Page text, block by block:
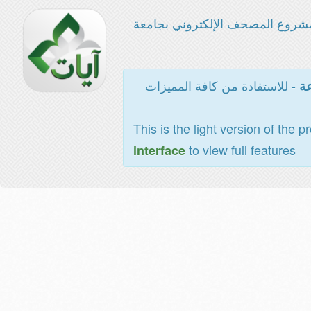
المصحف الإلكتروني بجامعة
- للاستفادة من كافة المميزات
This is the light version of the
interfaceto view full features